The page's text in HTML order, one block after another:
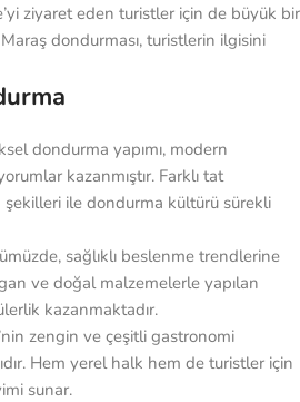
ziyaret eden turistler için de büyük bir
dondurması, turistlerin ilgisini
dondurma yapımı, modern
kazanmıştır. Farklı tat
şekilleri ile dondurma kültürü sürekli
sağlıklı beslenme trendlerine
ve doğal malzemelerle yapılan
kazanmaktadır.
zengin ve çeşitli gastronomi
Hem yerel halk hem de turistler için
sunar.